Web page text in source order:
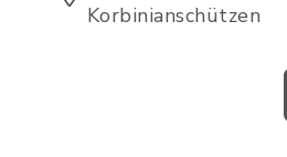
Korbinianschützen